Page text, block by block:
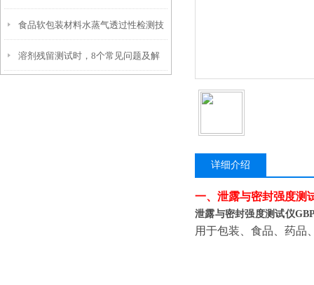
定仪 W413 2.0
食品软包装材料水蒸气透过性检测技
术的更新与意义
溶剂残留测试时，8个常见问题及解
详细介绍
一、 泄露与密封强度测
泄露与密封强度测试仪
用于包装、食品、药品